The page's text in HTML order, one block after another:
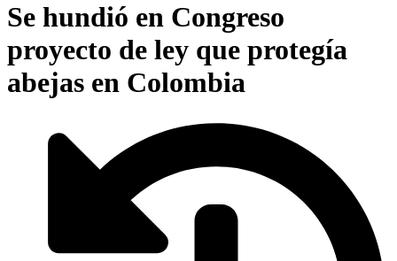
Se hundió en Congreso
proyecto de ley que protegía
abejas en Colombia